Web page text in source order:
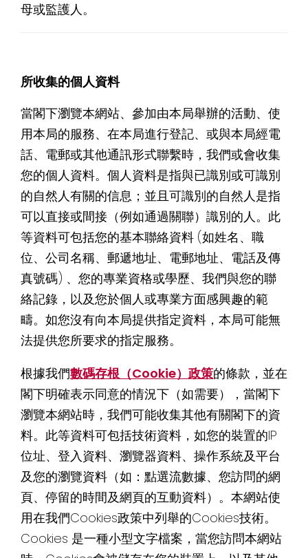
母或監護人。
所收集的個人資料
當閣下瀏覽本網站、參加由本局舉辦的活動、使
用本局的服務、在本局進行登記、或與本局經電
話、電郵或其他通訊形式聯繫時，我們或會收集
您的個人資料。個人資料是指與已識別或可識別
的自然人有關的信息；並且可識別的自然人是指
可以直接或間接（例如通過關聯）識別的人。此
等資料可包括您的基本聯絡資料 (如姓名、職
位、公司名稱、郵遞地址、電郵地址、電話及傳
真號碼) 、您的專業資格或學歷、我們與您的聯
絡記錄，以及您於個人或專業方面感興趣的範
疇。如您沒有向本局提供指定資料，本局可能無
法提供您所要求的指定服務。
根據我們數碼存根（Cookie）政策的條款，並在
閣下明確表示同意的情況下（如需要），當閣下
瀏覽本網站時，我們可能收集其他有關閣下的資
料。此等資料可包括技術資料，如您的裝置的IP
位址、登入資料、瀏覽器資料、操作系統及平台
及您的瀏覽資料（如：點選流數據、您訪問的網
頁、停留的時間及網頁的互動資料）。本網站使
用在我們Cookies政策中列舉的Cookies技術。
Cookies 是一種小型文字檔案，當您訪問本網站